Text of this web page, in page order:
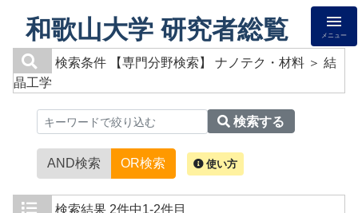
和歌山大学 研究者総覧 メニュー
検索条件
【専門分野検索】 ナノテク・材料 ＞ 結
晶工学
検索する
AND検索 OR検索 使い方
検索結果 2件中1-2件目